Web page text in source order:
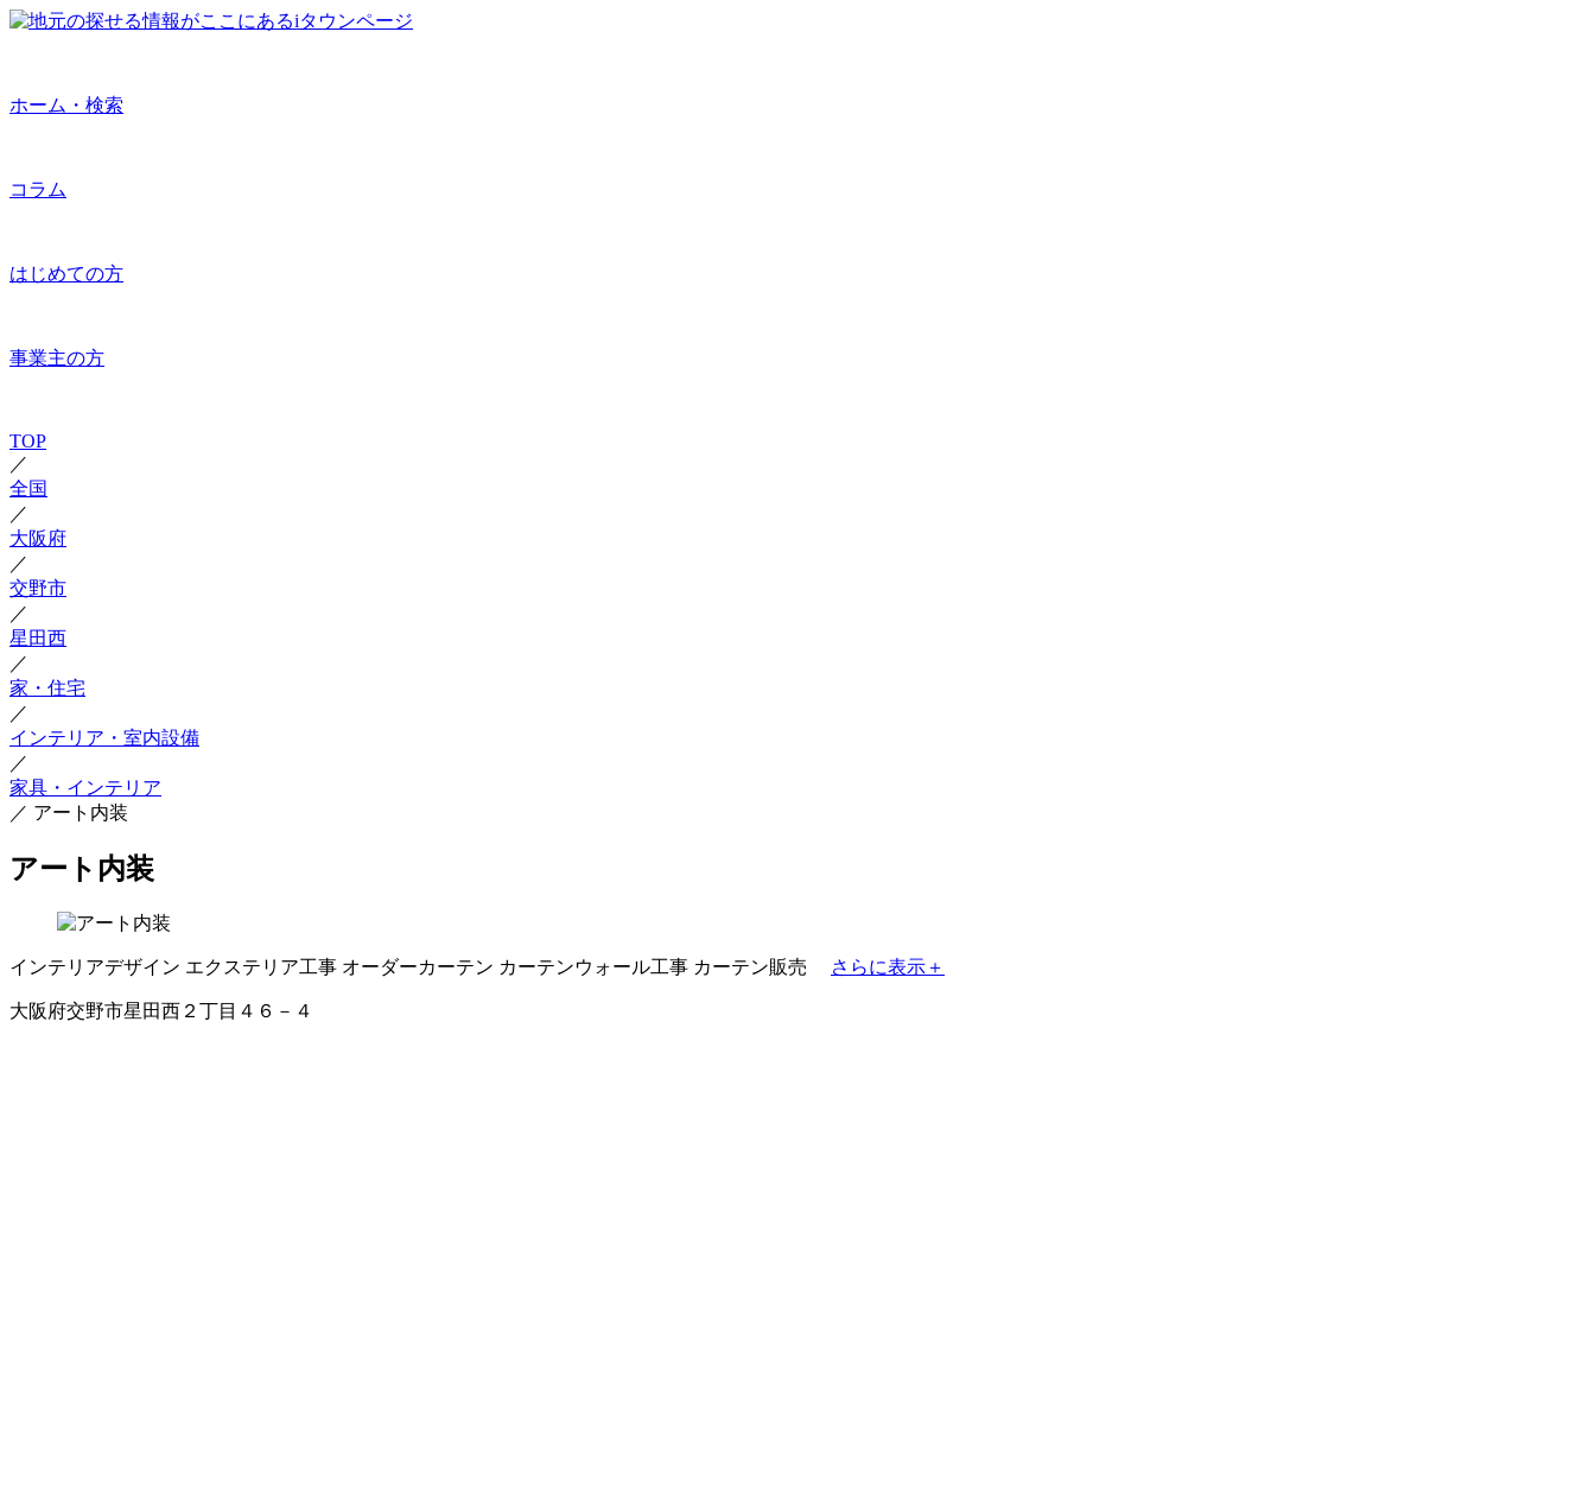
ホーム・検索
コラム
はじめての方
事業主の方
TOP
／
全国
／
大阪府
／
交野市
／
星田西
／
家・住宅
／
インテリア・室内設備
／
家具・インテリア
／ アート内装
アート内装
インテリアデザイン エクステリア工事 オーダーカーテン カーテンウォール工事 カーテン販売 さらに表示＋
大阪府交野市星田西２丁目４６－４